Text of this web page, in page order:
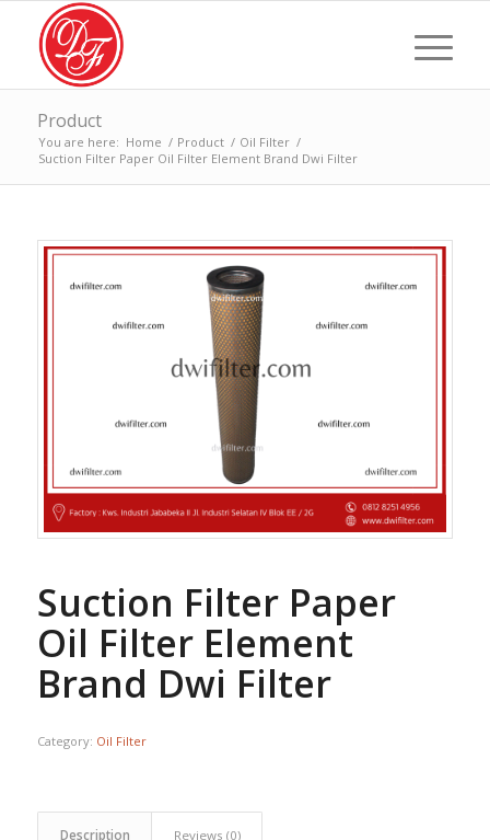
Product
You are here: Home / Product / Oil Filter /
Suction Filter Paper Oil Filter Element Brand Dwi Filter
Suction Filter Paper
Oil Filter Element
Brand Dwi Filter
Category: Oil Filter
Description Reviews (0)